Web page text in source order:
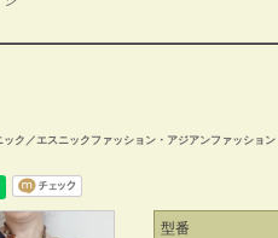
ク／エスニックファッション・アジアンファッショ
型番